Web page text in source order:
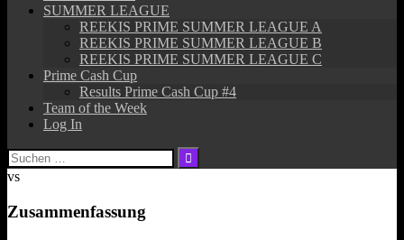
SUMMER LEAGUE
REEKIS PRIME SUMMER LEAGUE A
REEKIS PRIME SUMMER LEAGUE B
REEKIS PRIME SUMMER LEAGUE C
Prime Cash Cup
Results Prime Cash Cup #4
Team of the Week
Log In
Suchen
nach:
vs
Zusammenfassung